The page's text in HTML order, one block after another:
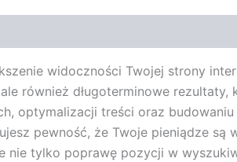
widoczności Twojej strony
również długoterminowe rezultaty,
optymalizacji treści oraz
pewność, że Twoje pieniądze są
nie tylko poprawę pozycji w